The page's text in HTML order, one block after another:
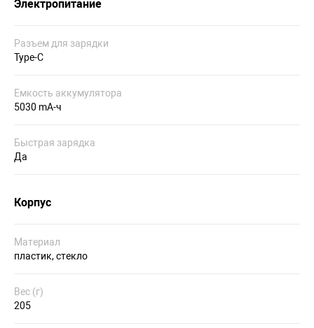
Электропитание
Разъем для зарядки
Type-C
Емкость аккумулятора
5030 mA-ч
Быстрая зарядка
Да
Корпус
Материал
пластик, стекло
Вес (г)
205